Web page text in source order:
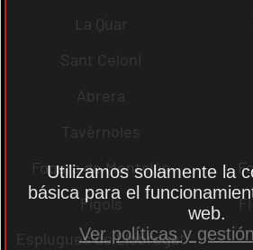
La Quar
Sant Celoni
Abrera
Tavèrnoles
Fogars de Montclús
Fígols
Esplugues de Llobregat
Utilizamos solamente la
básica para el
web.
Ver políticas y